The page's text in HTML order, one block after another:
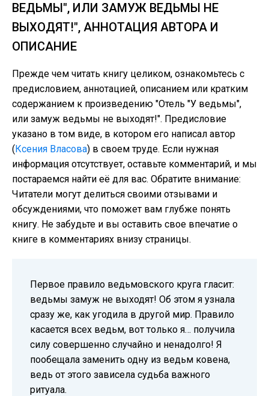
ВЕДЬМЫ", ИЛИ ЗАМУЖ ВЕДЬМЫ НЕ
ВЫХОДЯТ!", АННОТАЦИЯ АВТОРА И
ОПИСАНИЕ
Прежде чем читать книгу целиком, ознакомьтесь с
предисловием, аннотацией, описанием или кратким
содержанием к произведению "Отель "У ведьмы",
или замуж ведьмы не выходят!". Предисловие
указано в том виде, в котором его написал автор
(Ксения Власова) в своем труде. Если нужная
информация отсутствует, оставьте комментарий, и мы
постараемся найти её для вас. Обратите внимание:
Читатели могут делиться своими отзывами и
обсуждениями, что поможет вам глубже понять
книгу. Не забудьте и вы оставить свое впечатие о
книге в комментариях внизу страницы.
Первое правило ведьмовского круга гласит:
ведьмы замуж не выходят! Об этом я узнала
сразу же, как угодила в другой мир. Правило
касается всех ведьм, вот только я… получила
силу совершенно случайно и ненадолго! Я
пообещала заменить одну из ведьм ковена,
ведь от этого зависела судьба важного
ритуала.